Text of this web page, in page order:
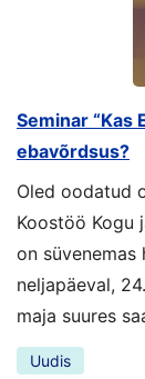
Seminar “Kas
ebavõrdsus?
Oled oodatud
Koostöö Kogu
on süvenemas
neljapäeval,
maja suures
Uudis